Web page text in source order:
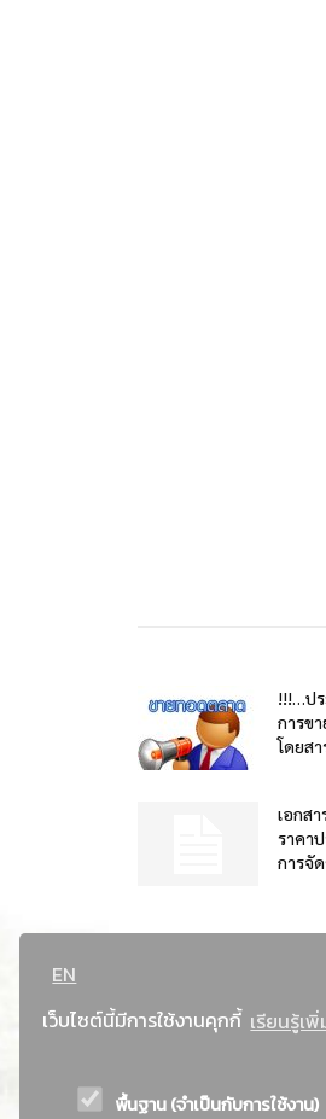
EN
เว็บไซต์นี้มีการใช้งานคุกกี้ เรียนรู้เ
พื้นฐาน (จำเป็นกับการใช้งาน)
!!!…ปร
การข
โดยส
เอกส
ราคา
การจั
ที่อยู่ : 184 ถนนพระร